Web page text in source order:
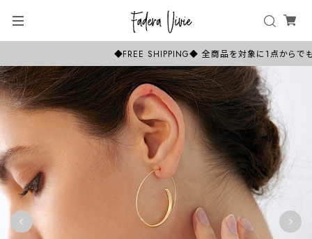
◆FREE SHIPPING◆ 全商品を対象に1点からでも